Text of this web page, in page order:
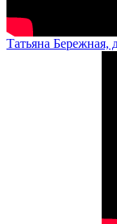
Татьяна Бережная,